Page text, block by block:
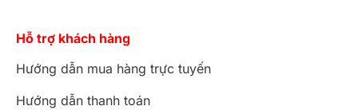
Hỗ trợ khách hàng
Hướng dẫn mua hàng trực tuyến
Hướng dẫn thanh toán